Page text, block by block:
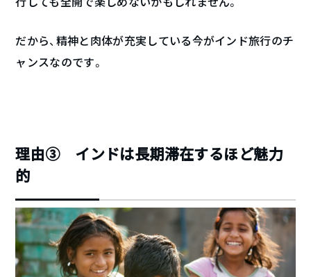
だから、精神と肉体が充実している今がインド旅行のチ
ャンスなのです。
理由③ インドは長期滞在するほど魅力
的